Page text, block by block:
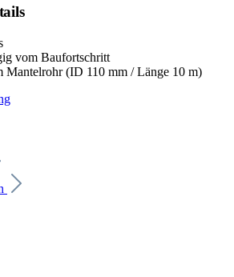
vom Baufortschritt
Mantelrohr (ID 110 mm / Länge 10 m)